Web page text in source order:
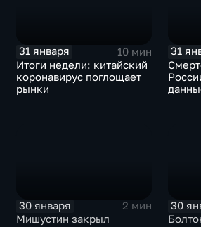
31 января
10 мин
Итоги недели: китайский
коронавирус поглощает
рынки
31
30 января
2 мин
Мишустин закрыл
30